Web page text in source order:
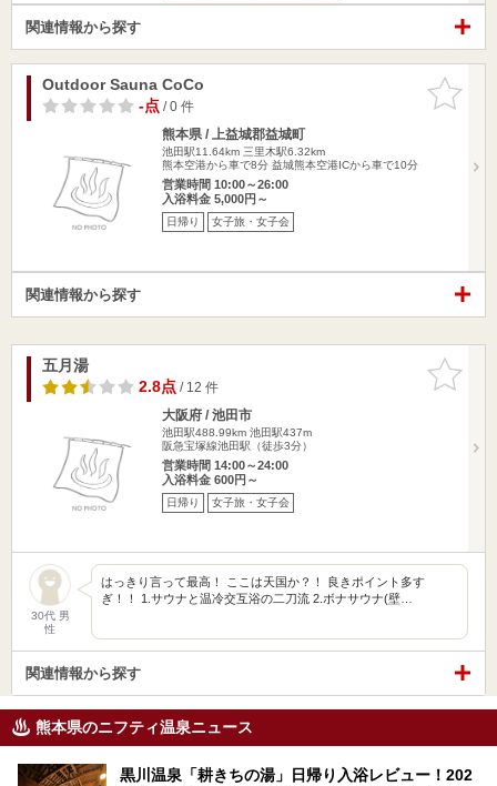
関連情報から探す
お気に入
りに追加
Outdoor Sauna CoCo
-点/ 0 件
熊本県 / 上益城郡益城町
池田駅11.64km 三里木駅6.32km
熊本空港から車で8分 益城熊本空港ICから車で10分
営業時間 10:00～26:00
入浴料金 5,000円～
日帰り 女子旅・女子会
関連情報から探す
お気に入
りに追加
五月湯
2.8点/ 12 件
大阪府 / 池田市
池田駅488.99km 池田駅437m
阪急宝塚線池田駅（徒歩3分）
営業時間 14:00～24:00
入浴料金 600円～
日帰り 女子旅・女子会
30代 男
性
はっきり言って最高！ ここは天国か？！ 良きポイント多す
ぎ！！ 1.サウナと温冷交互浴の二刀流 2.ボナサウナ(壁…
関連情報から探す
熊本県のニフティ温泉ニュース
黒川温泉「耕きちの湯」日帰り入浴レビュー！202